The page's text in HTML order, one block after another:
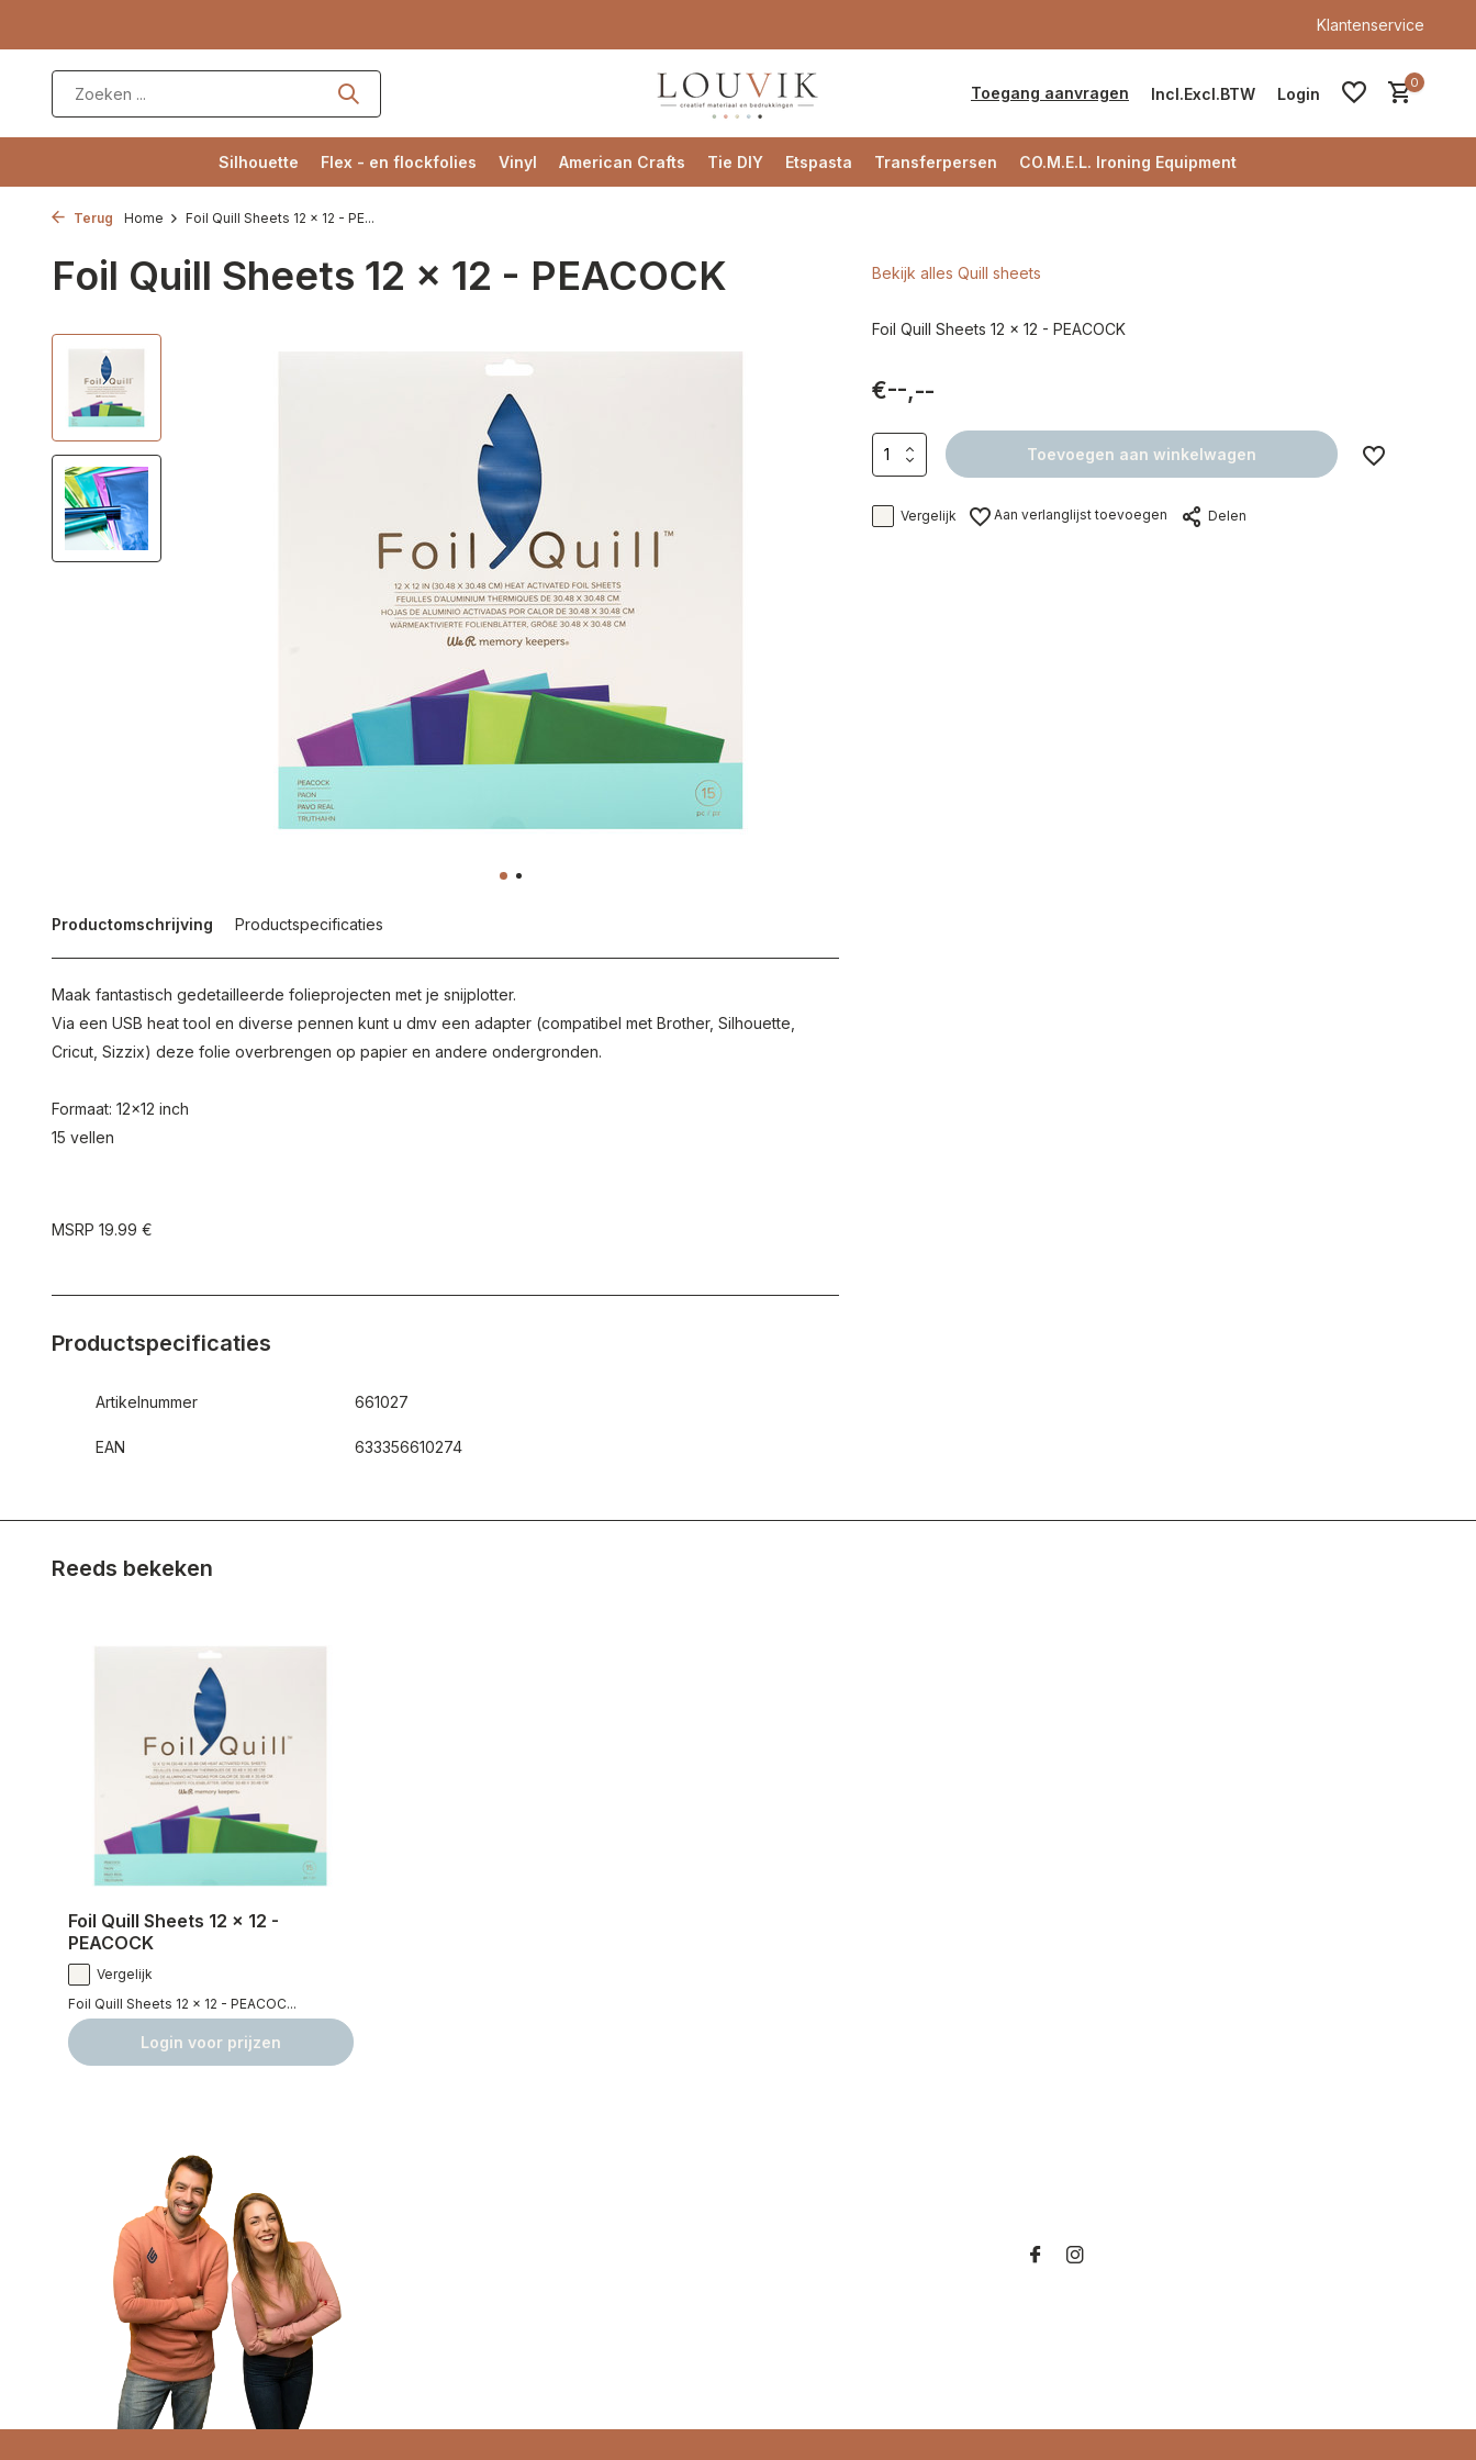
Klantenservice
Toegang aanvragen Incl.Excl.BTW Login
0
Silhouette Flex - en flockfolies Vinyl American Crafts Tie DIY Etspasta Transferpersen CO.M.E.L. Ironing Equipment
Terug Home Foil Quill Sheets 12 x 12 - PE...
Foil Quill Sheets 12 x 12 - PEACOCK
Productomschrijving Productspecificaties
Maak fantastisch gedetailleerde folieprojecten met je snijplotter.
Via een USB heat tool en diverse pennen kunt u dmv een adapter (compatibel met Brother, Silhouette,
Cricut, Sizzix) deze folie overbrengen op papier en andere ondergronden.
Formaat: 12x12 inch
15 vellen
MSRP 19.99 €
Productspecificaties
Artikelnummer 661027
EAN 633356610274
Bekijk alles Quill sheets
Foil Quill Sheets 12 x 12 - PEACOCK
€--,--
Toevoegen aan winkelwagen
Vergelijk Aan verlanglijst toevoegen Delen
Reeds bekeken
Foil Quill Sheets 12 x 12 -
PEACOCK
Vergelijk
Foil Quill Sheets 12 x 12 - PEACOC...
Login voor prijzen